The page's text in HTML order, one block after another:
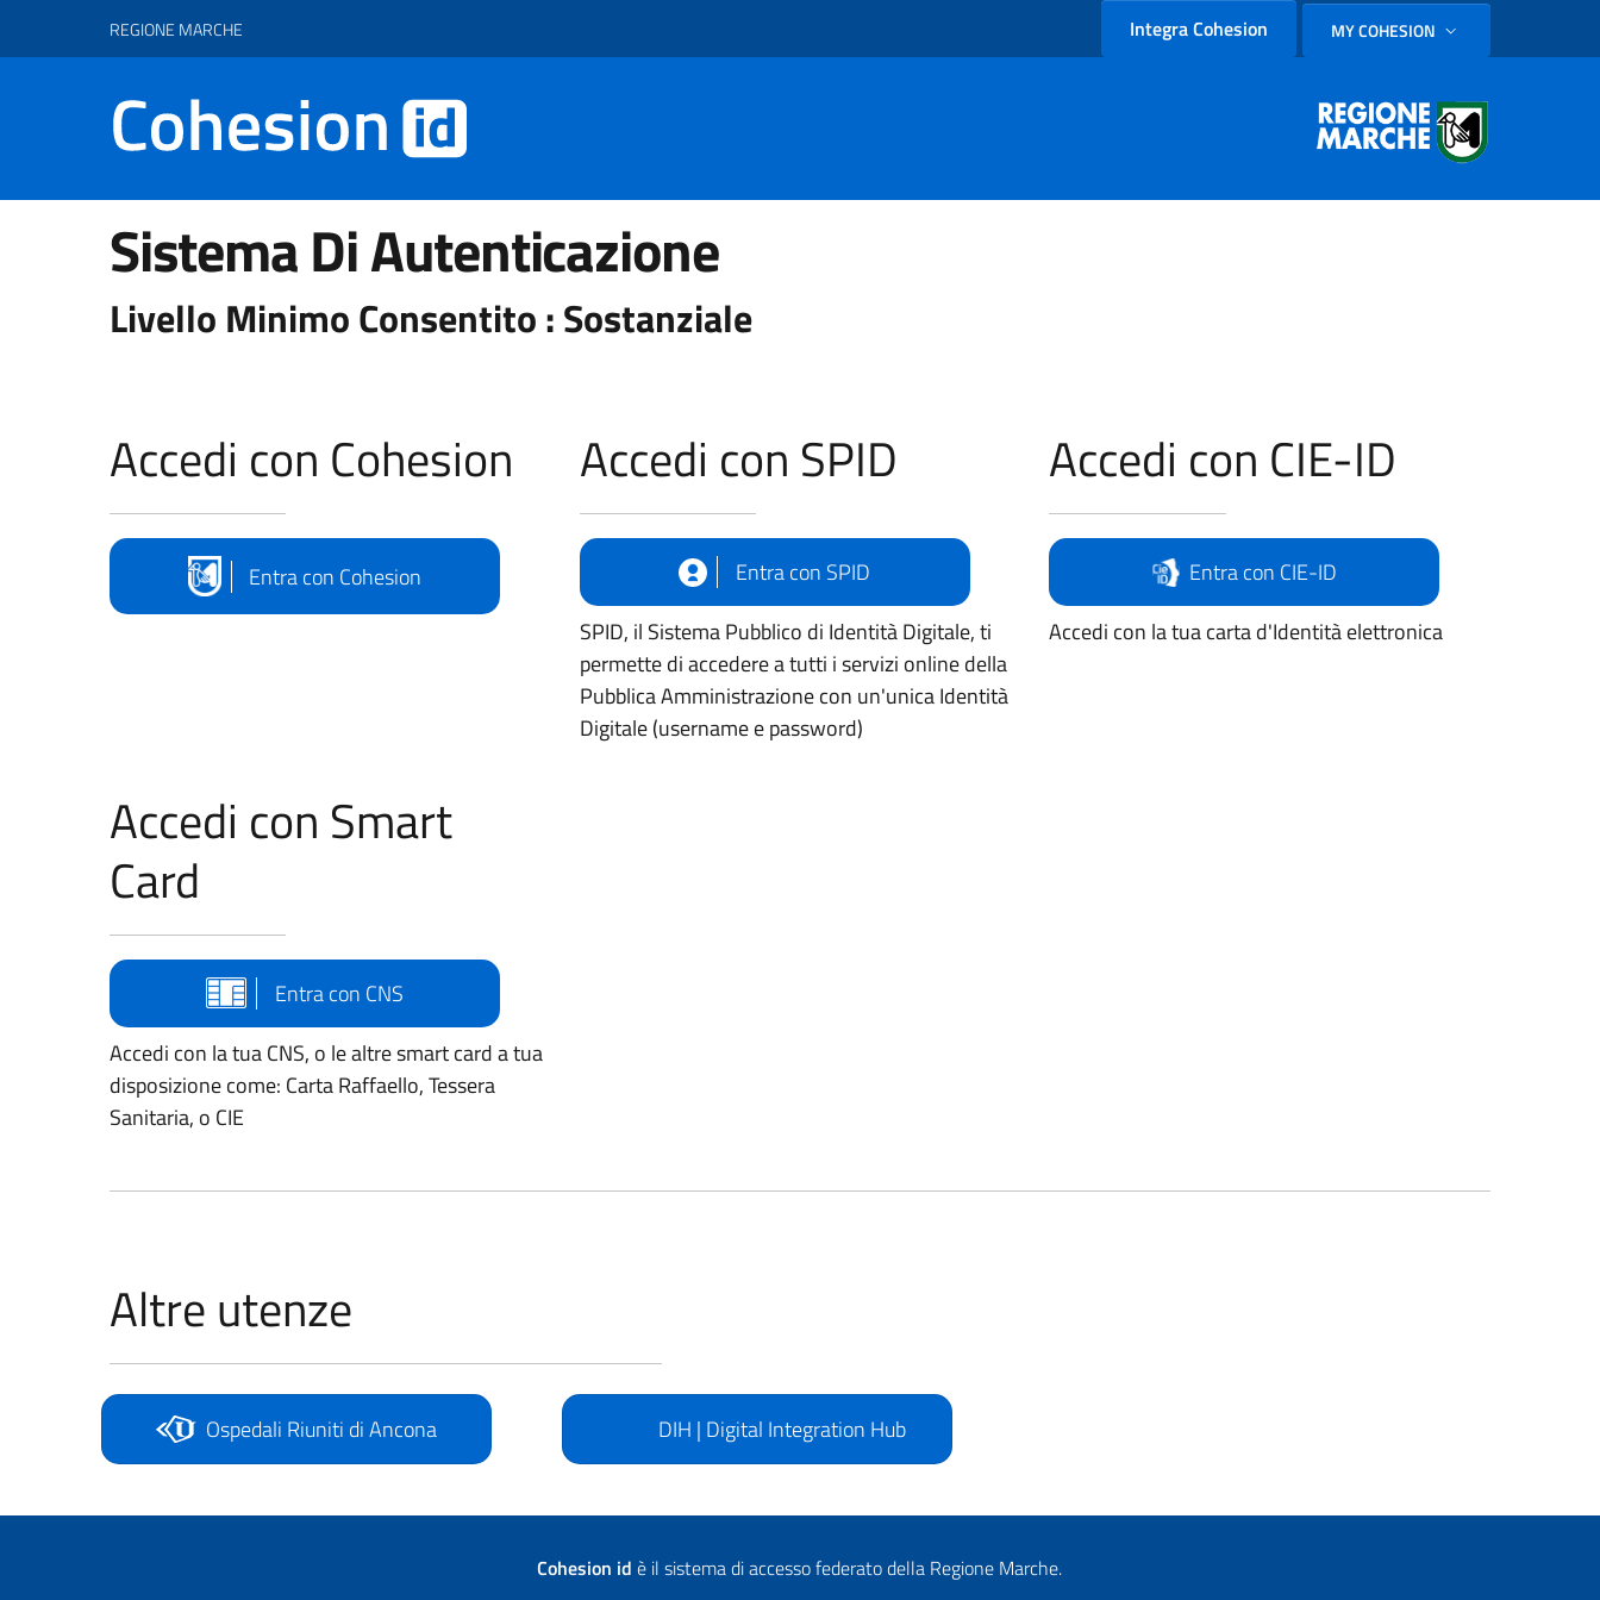
REGIONE MARCHE Integra Cohesion SELEZIONE LINGUA:
MY COHESION
Sistema Di Autenticazione
Livello Minimo Consentito : Sostanziale
Accedi con Cohesion
Entra con Cohesion
Accedi con SPID
Entra con SPID
SPID, il Sistema Pubblico di Identità Digitale, ti
permette di accedere a tutti i servizi online della
Pubblica Amministrazione con un'unica Identità
Digitale (username e password)
Accedi con CIE-ID
Entra con CIE-ID
Accedi con la tua carta d'Identità elettronica
Accedi con Smart
Card
Entra con CNS
Accedi con la tua CNS, o le altre smart card a tua
disposizione come: Carta Raffaello, Tessera
Sanitaria, o CIE
Altre utenze
Ospedali Riuniti di Ancona DIH | Digital Integration Hub
Cohesion id è il sistema di accesso federato della Regione Marche.